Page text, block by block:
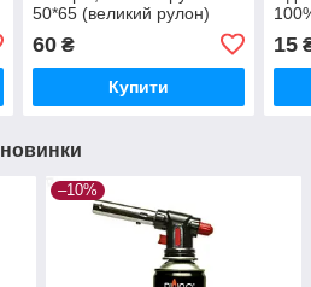
50*65 (великий рулон)
60₴
Купити
15
новинки
–10%